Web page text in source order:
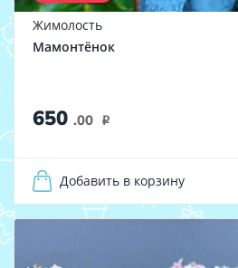
Жимолость
Мамонтёнок
650 .00 i
Добавить в корзину